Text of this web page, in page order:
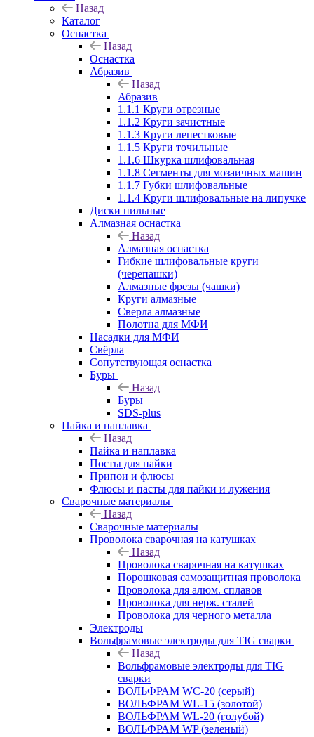
Назад
Каталог
Оснастка
Назад
Оснастка
Абразив
Назад
Абразив
1.1.1 Круги отрезные
1.1.2 Круги зачистные
1.1.3 Круги лепестковые
1.1.5 Круги точильные
1.1.6 Шкурка шлифовальная
1.1.8 Сегменты для мозаичных машин
1.1.7 Губки шлифовальные
1.1.4 Круги шлифовальные на липучке
Диски пильные
Алмазная оснастка
Назад
Алмазная оснастка
Гибкие шлифовальные круги
(черепашки)
Алмазные фрезы (чашки)
Круги алмазные
Сверла алмазные
Полотна для МФИ
Насадки для МФИ
Свёрла
Сопутствующая оснастка
Буры
Назад
Буры
SDS-plus
Пайка и наплавка
Назад
Пайка и наплавка
Посты для пайки
Припои и флюсы
Флюсы и пасты для пайки и лужения
Сварочные материалы
Назад
Сварочные материалы
Проволока сварочная на катушках
Назад
Проволока сварочная на катушках
Порошковая самозащитная проволока
Проволока для алюм. сплавов
Проволока для нерж. сталей
Проволока для черного металла
Электроды
Вольфрамовые электроды для TIG сварки
Назад
Вольфрамовые электроды для TIG
сварки
ВОЛЬФРАМ WC-20 (серый)
ВОЛЬФРАМ WL-15 (золотой)
ВОЛЬФРАМ WL-20 (голубой)
ВОЛЬФРАМ WP (зеленый)